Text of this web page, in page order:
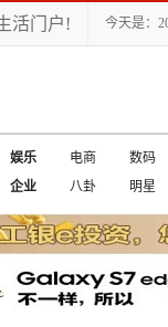
活门户! 今天是：
娱乐 电商
数码
企业
八卦 明星